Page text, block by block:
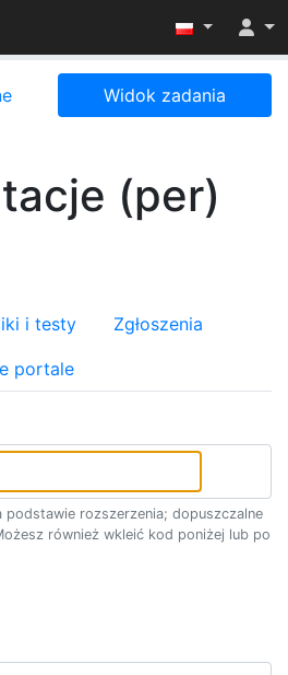
widoczność menu
Widok zadania
(per)
i testy Zgłoszenia
portale
rozszerzenia; dopuszczalne
również wkleić kod poniżej lub po